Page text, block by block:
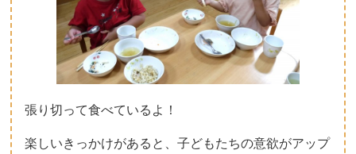
張り切って食べているよ！
楽しいきっかけがあると、子どもたちの意欲がアップ